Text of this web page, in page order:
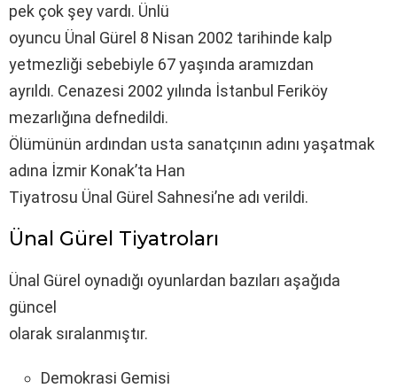
pek çok şey vardı. Ünlü
oyuncu Ünal Gürel 8 Nisan 2002 tarihinde kalp
yetmezliği sebebiyle 67 yaşında aramızdan
ayrıldı. Cenazesi 2002 yılında İstanbul Feriköy
mezarlığına defnedildi.
Ölümünün ardından usta sanatçının adını yaşatmak
adına İzmir Konak’ta Han
Tiyatrosu Ünal Gürel Sahnesi’ne adı verildi.
Ünal Gürel Tiyatroları
Ünal Gürel oynadığı oyunlardan bazıları aşağıda
güncel
olarak sıralanmıştır.
Demokrasi Gemisi